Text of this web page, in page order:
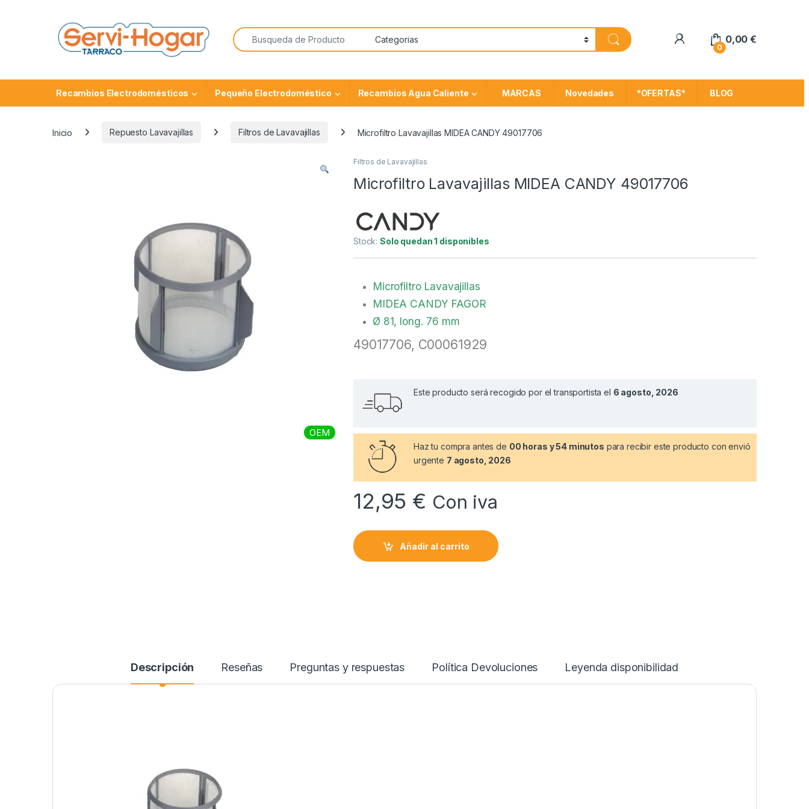
Buscar:
My Account
0
0,00€
Recambios Electrodomésticos Pequeño Electrodoméstico Recambios Agua Caliente MARCAS Novedades *OFERTAS* BLOG
Inicio Repuesto Lavavajillas Filtros de Lavavajillas Microfiltro Lavavajillas MIDEA CANDY 49017706
OEM
Filtros de Lavavajillas
Microfiltro Lavavajillas MIDEA CANDY 49017706
Stock:Solo quedan 1 disponibles
Microfiltro Lavavajillas
MIDEA CANDY FAGOR
Ø 81, long. 76 mm
49017706, C00061929
Este producto será recogido por el transportista el 6 agosto, 2026
Haz tu compra antes de 00 horas y 54 minutos para recibir este producto con envió
urgente 7 agosto, 2026
12,95 € Con iva
Añadir al carrito
Descripción Reseñas Preguntas y respuestas Política Devoluciones Leyenda disponibilidad